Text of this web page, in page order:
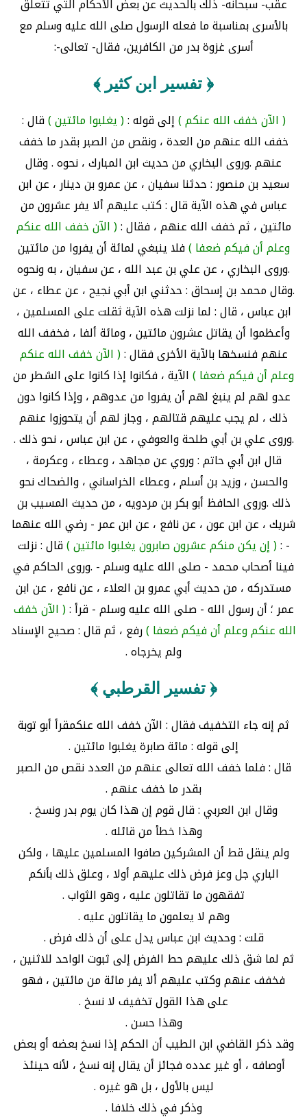
عقب- سبحانه- ذلك بالحديث عن بعض الأحكام التي تتعلق
بالأسرى بمناسبة ما فعله الرسول صلى الله عليه وسلم مع
أسرى غزوة بدر من الكافرين، فقال- تعالى-:
﴿ تفسير ابن كثير ﴾
( الآن خفف الله عنكم )إلى قوله :( يغلبوا مائتين )قال :
خفف الله عنهم من العدة ، ونقص من الصبر بقدر ما خفف
عنهم .وروى البخاري من حديث ابن المبارك ، نحوه . وقال
سعيد بن منصور : حدثنا سفيان ، عن عمرو بن دينار ، عن ابن
عباس في هذه الآية قال : كتب عليهم ألا يفر عشرون من
مائتين ، ثم خفف الله عنهم ، فقال :( الآن خفف الله عنكم
وعلم أن فيكم ضعفا )فلا ينبغي لمائة أن يفروا من مائتين
.وروى البخاري ، عن علي بن عبد الله ، عن سفيان ، به ونحوه
.وقال محمد بن إسحاق : حدثني ابن أبي نجيح ، عن عطاء ، عن
ابن عباس ، قال : لما نزلت هذه الآية ثقلت على المسلمين ،
وأعظموا أن يقاتل عشرون مائتين ، ومائة ألفا ، فخفف الله
عنهم فنسخها بالآية الأخرى فقال :( الآن خفف الله عنكم
وعلم أن فيكم ضعفا )الآية ، فكانوا إذا كانوا على الشطر من
عدو لهم لم ينبغ لهم أن يفروا من عدوهم ، وإذا كانوا دون
ذلك ، لم يجب عليهم قتالهم ، وجاز لهم أن يتحوزوا عنهم
.وروى علي بن أبي طلحة والعوفي ، عن ابن عباس ، نحو ذلك .
قال ابن أبي حاتم : وروي عن مجاهد ، وعطاء ، وعكرمة ،
والحسن ، وزيد بن أسلم ، وعطاء الخراساني ، والضحاك نحو
ذلك .وروى الحافظ أبو بكر بن مردويه ، من حديث المسيب بن
شريك ، عن ابن عون ، عن نافع ، عن ابن عمر - رضي الله عنهما
- :( إن يكن منكم عشرون صابرون يغلبوا مائتين )قال : نزلت
فينا أصحاب محمد - صلى الله عليه وسلم - .وروى الحاكم في
مستدركه ، من حديث أبي عمرو بن العلاء ، عن نافع ، عن ابن
عمر ؛ أن رسول الله - صلى الله عليه وسلم - قرأ :( الآن خفف
الله عنكم وعلم أن فيكم ضعفا )رفع ، ثم قال : صحيح الإسناد
ولم يخرجاه .
﴿ تفسير القرطبي ﴾
ثم إنه جاء التخفيف فقال : الآن خفف الله عنكمقرأ أبو توبة
إلى قوله : مائة صابرة يغلبوا مائتين .
قال : فلما خفف الله تعالى عنهم من العدد نقص من الصبر
بقدر ما خفف عنهم .
وقال ابن العربي : قال قوم إن هذا كان يوم بدر ونسخ .
وهذا خطأ من قائله .
ولم ينقل قط أن المشركين صافوا المسلمين عليها ، ولكن
الباري جل وعز فرض ذلك عليهم أولا ، وعلق ذلك بأنكم
تفقهون ما تقاتلون عليه ، وهو الثواب .
وهم لا يعلمون ما يقاتلون عليه .
قلت : وحديث ابن عباس يدل على أن ذلك فرض .
ثم لما شق ذلك عليهم حط الفرض إلى ثبوت الواحد للاثنين ،
فخفف عنهم وكتب عليهم ألا يفر مائة من مائتين ، فهو
على هذا القول تخفيف لا نسخ .
وهذا حسن .
وقد ذكر القاضي ابن الطيب أن الحكم إذا نسخ بعضه أو بعض
أوصافه ، أو غير عدده فجائز أن يقال إنه نسخ ، لأنه حينئذ
ليس بالأول ، بل هو غيره .
وذكر في ذلك خلافا .